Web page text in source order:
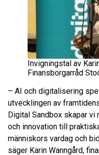
Invigningstal av
Finansborgarråd
– AI och digitalisering
utvecklingen av
Digital Sandbox skapar
och innovation till
människors vardag och
säger Karin Wanngård,